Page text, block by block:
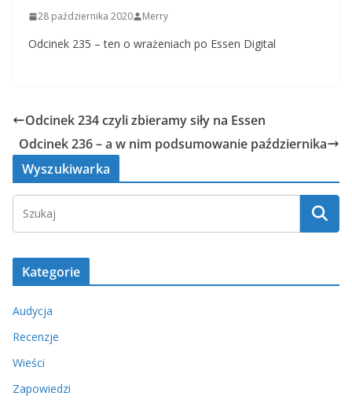
28 października 2020 Merry
Odcinek 235 – ten o wrażeniach po Essen Digital
Odcinek 234 czyli zbieramy siły na Essen
Odcinek 236 – a w nim podsumowanie października
Wyszukiwarka
Kategorie
Audycja
Recenzje
Wieści
Zapowiedzi